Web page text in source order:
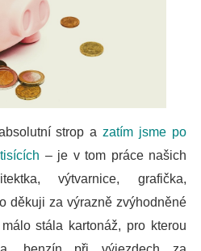
strop a zatím jsme po
– je v tom práce našich
výtvarnice, grafička,
děkuji za výrazně zvýhodněné
stála kartonáž, pro kterou